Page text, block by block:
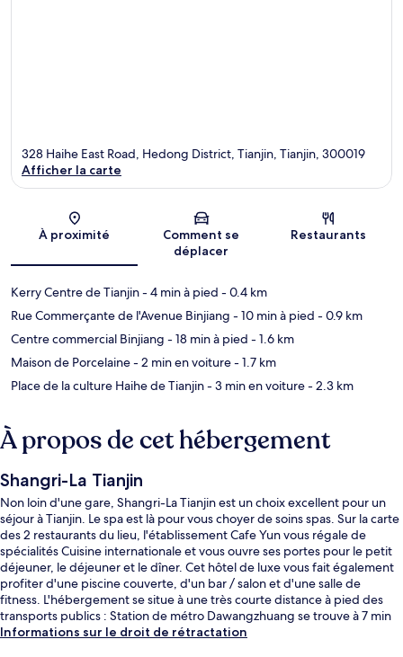
Carte
328 Haihe East Road, Hedong District, Tianjin, Tianjin, 300019
Afficher la carte
À proximité
Comment se
déplacer
Restaurants
Kerry Centre de Tianjin- 4 min à pied - 0.4 km
Rue Commerçante de l'Avenue Binjiang - 10 min à pied - 0.9 km
Centre commercial Binjiang - 18 min à pied - 1.6 km
Maison de Porcelaine- 2 min en voiture- 1.7 km
Place de la culture Haihe de Tianjin- 3 min en voiture- 2.3 km
À propos de cet hébergement
Shangri-La Tianjin
Non loin d'une gare, Shangri-La Tianjin est un choix excellent pour un
séjour à Tianjin. Le spa est là pour vous choyer de soins spas. Sur la carte
des 2 restaurants du lieu, l'établissement Cafe Yun vous régale de
spécialités Cuisine internationale et vous ouvre ses portes pour le petit
déjeuner, le déjeuner et le dîner. Cet hôtel de luxe vous fait également
profiter d'une piscine couverte, d'un bar / salon et d'une salle de
fitness. L'hébergement se situe à une très courte distance à pied des
transports publics : Station de métro Dawangzhuang se trouve à 7 min
et Station Shiyijing, à 10 min.
Informations sur le droit de rétractation